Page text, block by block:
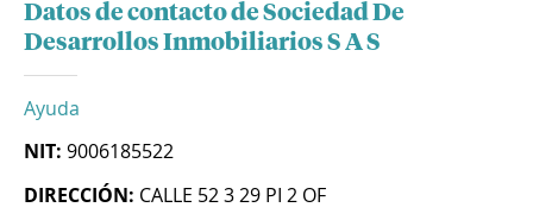
Datos de contacto de Sociedad De
Desarrollos Inmobiliarios S A S
Ayuda
NIT: 9006185522
DIRECCIÓN: CALLE 52 3 29 PI 2 OF